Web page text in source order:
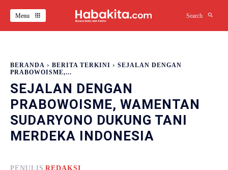
Menu Search
BERANDA BERITA TERKINI
SEJALAN DENGAN
PRABOWOISME,...
SEJALAN DENGAN
PRABOWOISME, WAMENTAN
SUDARYONO DUKUNG TANI
MERDEKA INDONESIA
PENULIS REDAKSI